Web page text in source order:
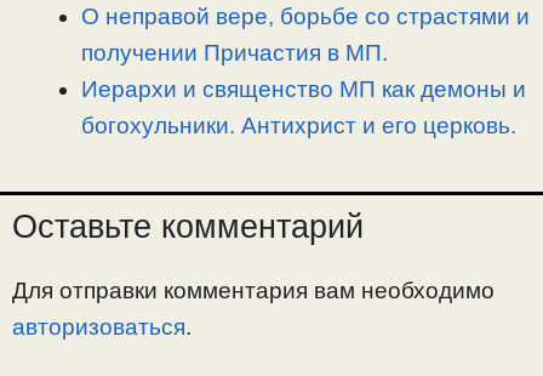
О неправой вере, борьбе со страстями и
получении Причастия в МП.
Иерархи и священство МП как демоны и
богохульники. Антихрист и его церковь.
Оставьте комментарий
Для отправки комментария вам необходимо
авторизоваться.